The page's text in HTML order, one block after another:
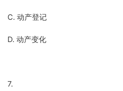
C. 动产登记
D. 动产变化
7.